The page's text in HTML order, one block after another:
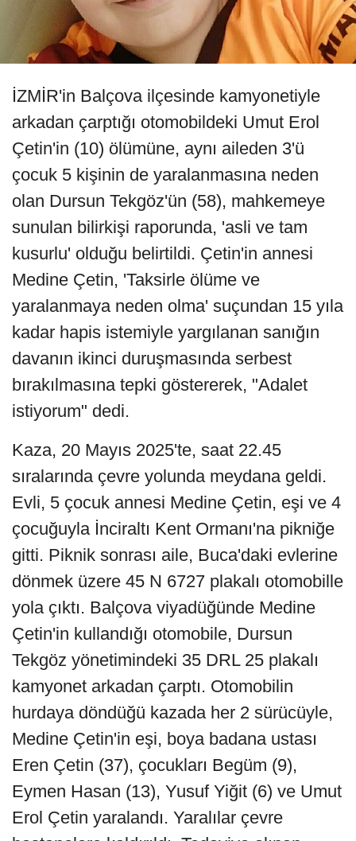
İZMİR'in Balçova ilçesinde kamyonetiyle
arkadan çarptığı otomobildeki Umut Erol
Çetin'in (10) ölümüne, aynı aileden 3'ü
çocuk 5 kişinin de yaralanmasına neden
olan Dursun Tekgöz'ün (58), mahkemeye
sunulan bilirkişi raporunda, 'asli ve tam
kusurlu' olduğu belirtildi. Çetin'in annesi
Medine Çetin, 'Taksirle ölüme ve
yaralanmaya neden olma' suçundan 15 yıla
kadar hapis istemiyle yargılanan sanığın
davanın ikinci duruşmasında serbest
bırakılmasına tepki göstererek, "Adalet
istiyorum" dedi.
Kaza, 20 Mayıs 2025'te, saat 22.45
sıralarında çevre yolunda meydana geldi.
Evli, 5 çocuk annesi Medine Çetin, eşi ve 4
çocuğuyla İnciraltı Kent Ormanı'na pikniğe
gitti. Piknik sonrası aile, Buca'daki evlerine
dönmek üzere 45 N 6727 plakalı otomobille
yola çıktı. Balçova viyadüğünde Medine
Çetin'in kullandığı otomobile, Dursun
Tekgöz yönetimindeki 35 DRL 25 plakalı
kamyonet arkadan çarptı. Otomobilin
hurdaya döndüğü kazada her 2 sürücüyle,
Medine Çetin'in eşi, boya badana ustası
Eren Çetin (37), çocukları Begüm (9),
Eymen Hasan (13), Yusuf Yiğit (6) ve Umut
Erol Çetin yaralandı. Yaralılar çevre